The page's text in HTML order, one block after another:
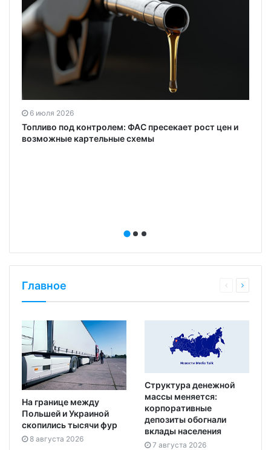
6 июля 2026
Топливо под контролем: ФАС пресекает рост цен и
возможные картельные схемы
Главное
На границе между
Польшей и Украиной
скопились тысячи фур
8 августа 2026
Структура денежной
массы меняется:
корпоративные
депозиты обогнали
вклады населения
7 августа 2026